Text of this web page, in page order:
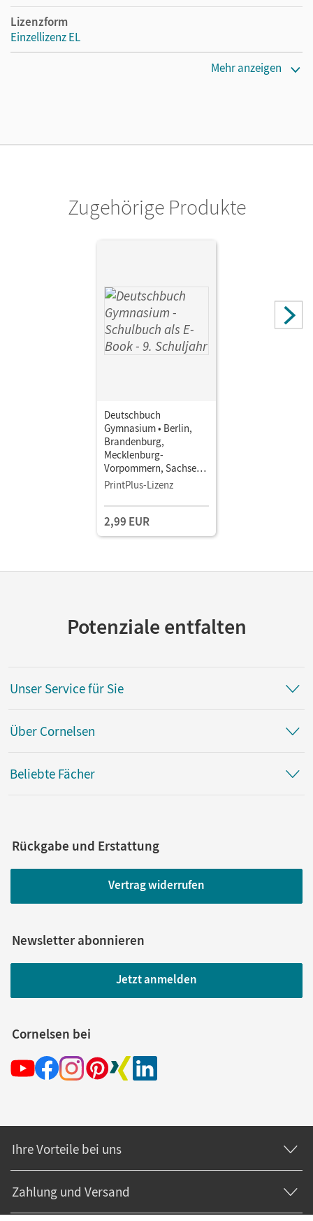
Lizenzform
Einzellizenz EL
Mehr anzeigen
Zugehörige Produkte
Deutschbuch
Gymnasium • Berlin,
Brandenburg,
Mecklenburg-
Vorpommern, Sachsen,
Sachsen-Anhalt und
2019 · 9. Schuljahr •
Schulbuch als E-Book
Mit Medien
PrintPlus-Lizenz
2,99 EUR
Potenziale entfalten
Unser Service für Sie
Über Cornelsen
Beliebte Fächer
Rückgabe und Erstattung
Vertrag widerrufen
Newsletter abonnieren
Jetzt anmelden
Cornelsen bei
Ihre Vorteile bei uns
Zahlung und Versand